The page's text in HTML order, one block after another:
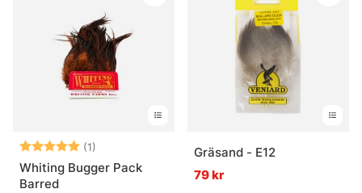
Betyg: (1)
5.0 utav 5 stjärnor
Whiting Bugger Pack
Barred
Gräsand - E12
79 kr